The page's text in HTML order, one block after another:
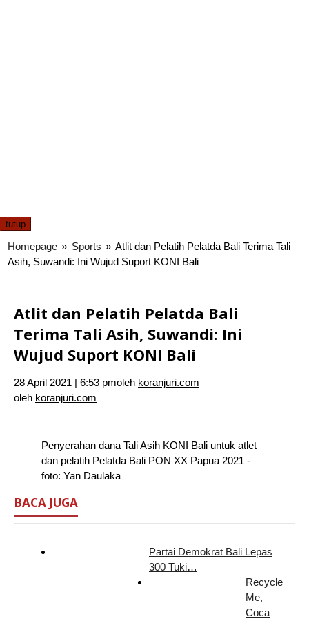
tutup
Homepage » Sports » Atlit dan Pelatih Pelatda Bali Terima Tali
Asih, Suwandi: Ini Wujud Suport KONI Bali
Atlit dan Pelatih Pelatda Bali
Terima Tali Asih, Suwandi: Ini
Wujud Suport KONI Bali
28 April 2021 | 6:53 pmoleh koranjuri.com
oleh koranjuri.com
Penyerahan dana Tali Asih KONI Bali untuk atlet
dan pelatih Pelatda Bali PON XX Papua 2021 -
foto: Yan Daulaka
BACA JUGA
Partai Demokrat Bali Lepas
300 Tuki…
Recycle
Me,
Coca